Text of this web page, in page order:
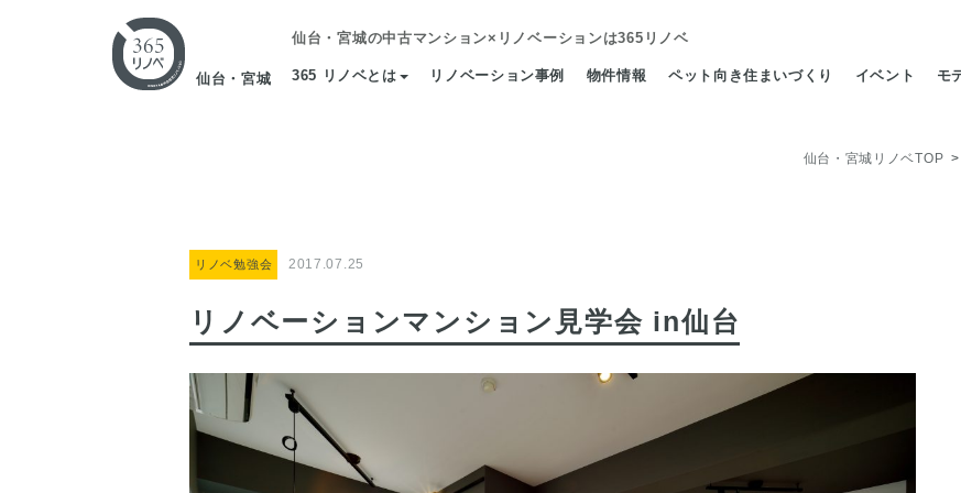
仙台・宮城
仙台・宮城の中古マンション×リノベーションは365リノベ
365 リノベとは リノベーション事例 物件情報 ペット向き住まいづくり イベント モ
仙台・宮城リノベTOP
リノベ勉強会 2017.07.25
リノベーションマンション見学会 in仙台